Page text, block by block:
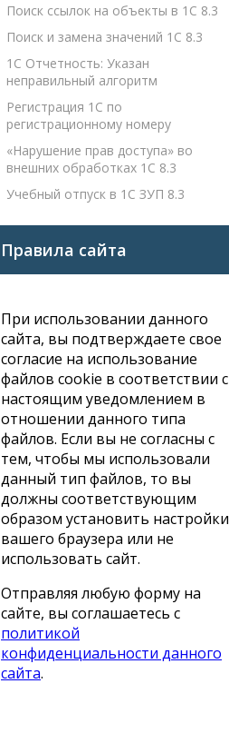
Поиск ссылок на объекты в 1С 8.3
Поиск и замена значений 1С 8.3
1С Отчетность: Указан
неправильный алгоритм
Регистрация 1С по
регистрационному номеру
«Нарушение прав доступа» во
внешних обработках 1С 8.3
Учебный отпуск в 1С ЗУП 8.3
Правила сайта
При использовании данного
сайта, вы подтверждаете свое
согласие на использование
файлов cookie в соответствии с
настоящим уведомлением в
отношении данного типа
файлов. Если вы не согласны с
тем, чтобы мы использовали
данный тип файлов, то вы
должны соответствующим
образом установить настройки
вашего браузера или не
использовать сайт.
Отправляя любую форму на
сайте, вы соглашаетесь с
политикой
конфиденциальности данного
сайта.